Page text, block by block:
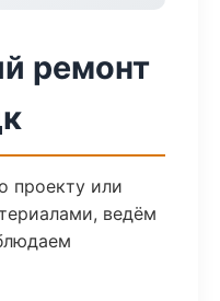
ремонт
проекту или
ведём